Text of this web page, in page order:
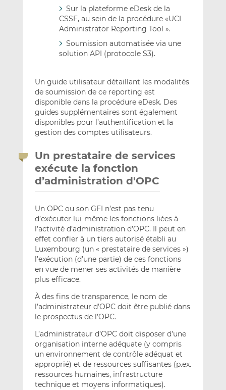
Sur la plateforme eDesk de la
CSSF, au sein de la procédure «UCI
Administrator Reporting Tool ».
Soumission automatisée via une
solution API (protocole S3).
Un guide utilisateur détaillant les modalités
de soumission de ce reporting est
disponible dans la procédure eDesk. Des
guides supplémentaires sont également
disponibles pour l’authentification et la
gestion des comptes utilisateurs.
Un prestataire de services
exécute la fonction
d’administration d'OPC
Un OPC ou son GFI n’est pas tenu
d’exécuter lui-même les fonctions liées à
l’activité d’administration d’OPC. Il peut en
effet confier à un tiers autorisé établi au
Luxembourg (un « prestataire de services »)
l’exécution (d’une partie) de ces fonctions
en vue de mener ses activités de manière
plus efficace.
À des fins de transparence, le nom de
l’administrateur d’OPC doit être publié dans
le prospectus de l’OPC.
L’administrateur d’OPC doit disposer d’une
organisation interne adéquate (y compris
un environnement de contrôle adéquat et
approprié) et de ressources suffisantes (p.ex.
ressources humaines, infrastructure
technique et moyens informatiques).